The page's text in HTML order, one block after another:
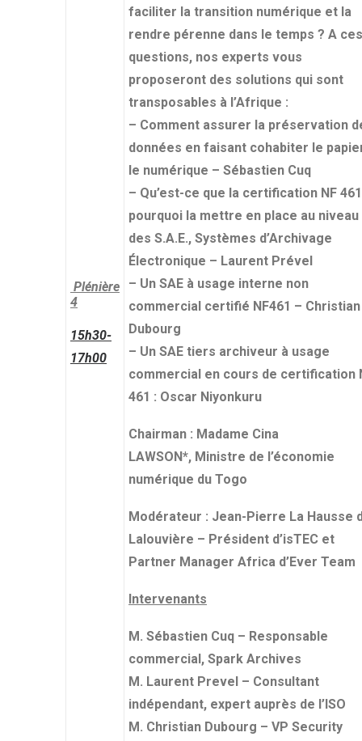
Plénière
4
15h30-
17h00
faciliter la transition numérique et la
rendre pérenne dans le temps ? A ces
questions, nos experts vous
proposeront des solutions qui sont
transposables à l’Afrique :
– Comment assurer la préservation
données en faisant cohabiter le
le numérique – Sébastien Cuq
– Qu’est-ce que la certification NF
pourquoi la mettre en place au niveau
des S.A.E., Systèmes d’Archivage
Électronique – Laurent Prével
– Un SAE à usage interne non
commercial certifié NF461 – Christian
Dubourg
– Un SAE tiers archiveur à usage
commercial en cours de certification
461 : Oscar Niyonkuru
Chairman : Madame Cina
LAWSON*, Ministre de l’économie
numérique du Togo
Modérateur : Jean-Pierre La Hausse
Lalouvière – Président d’isTEC et
Partner Manager Africa d’Ever Team
Intervenants
M. Sébastien Cuq – Responsable
commercial, Spark Archives
M. Laurent Prevel – Consultant
indépendant, expert auprès de l’ISO
M. Christian Dubourg – VP Security